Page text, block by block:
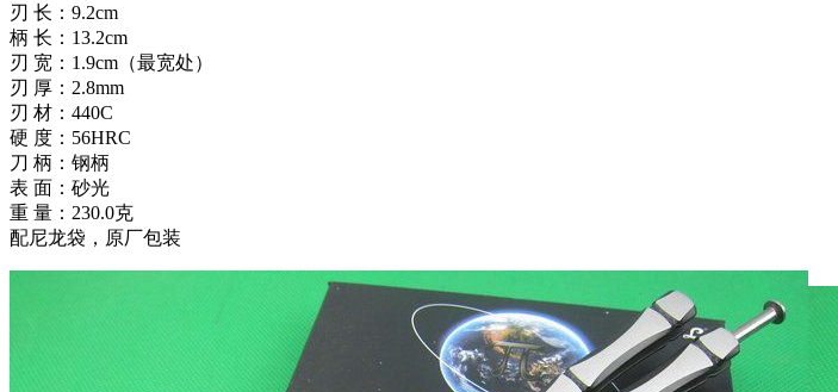
刃 长：9.2cm
柄 长：13.2cm
刃 宽：1.9cm（最宽处）
刃 厚：2.8mm
刃 材：440C
硬 度：56HRC
刀 柄：钢柄
表 面：砂光
重 量：230.0克
配尼龙袋，原厂包装